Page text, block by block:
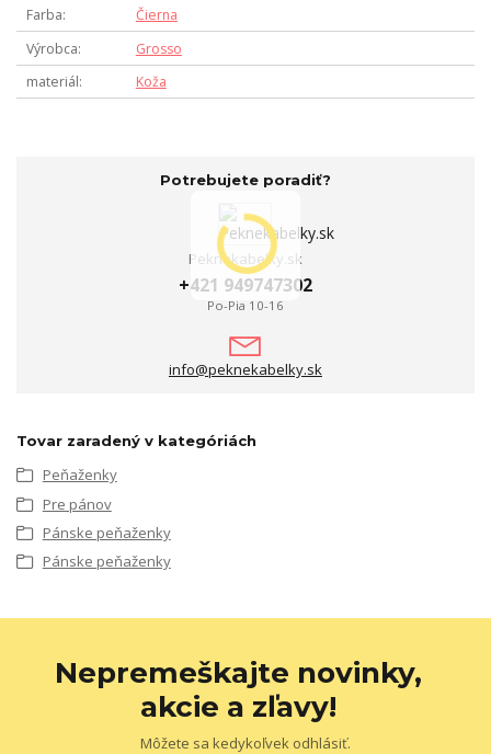
Farba
Čierna
Výrobca
Grosso
materiál
Koža
Potrebujete poradiť?
Peknekabelky.sk
+421 949747302
Po-Pia 10-16
info@peknekabelky.sk
Tovar zaradený v kategóriách
Peňaženky
Pre pánov
Pánske peňaženky
Pánske peňaženky
Nepremeškajte novinky,
akcie a zľavy!
Môžete sa kedykoľvek odhlásiť.